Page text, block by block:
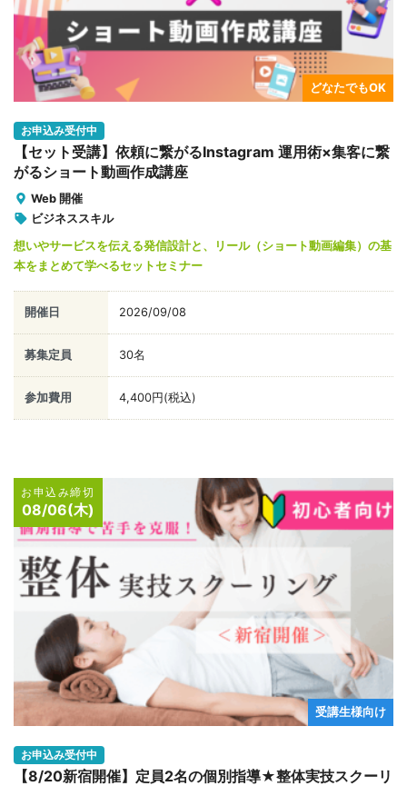
どなたでもOK
お申込み受付中
【セット受講】依頼に繋がるInstagram 運用術×集客に繋
がるショート動画作成講座
Web 開催
ビジネススキル
想いやサービスを伝える発信設計と、リール（ショート動画編集）の基
本をまとめて学べるセットセミナー
開催日 2026/09/08
募集定員 30名
参加費用 4,400円(税込)
お申込み締切
08/06(木)
受講生様向け
お申込み受付中
【8/20新宿開催】定員2名の個別指導★整体実技スクーリ